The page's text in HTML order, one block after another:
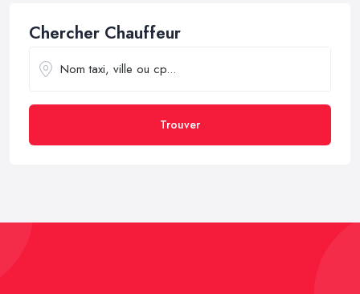
Chercher Chauffeur
Trouver